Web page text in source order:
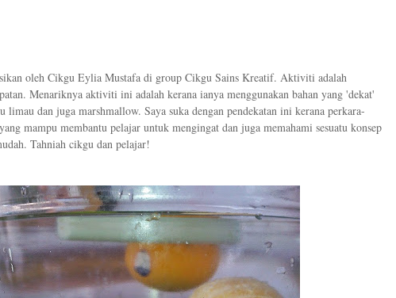
oleh Cikgu Eylia Mustafa di group Cikgu Sains Kreatif. Aktiviti adalah
Menariknya aktiviti ini adalah kerana ianya menggunakan bahan yang 'dekat'
limau dan juga marshmallow. Saya suka dengan pendekatan ini kerana perkara-
mampu membantu pelajar untuk mengingat dan juga memahami sesuatu konsep
Tahniah cikgu dan pelajar!